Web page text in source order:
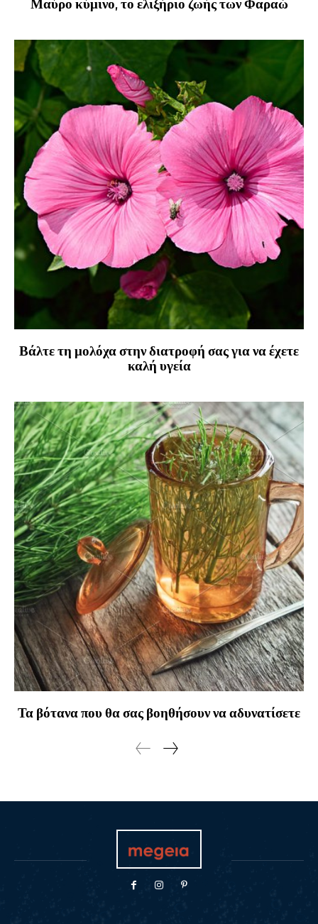
Μαύρο κύμινο, το ελιξήριο ζωής των Φαραώ
Βάλτε τη μολόχα στην διατροφή σας για να έχετε
καλή υγεία
Τα βότανα που θα σας βοηθήσουν να αδυνατίσετε